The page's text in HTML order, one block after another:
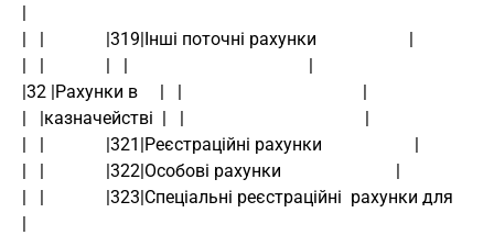
|
|   |              |319|Інші поточні рахунки                     |
|   |              |   |                                         |
|32 |Рахунки в     |   |                                         |
|   |казначействі  |   |                                         |
|   |              |321|Реєстраційні рахунки                     |
|   |              |322|Особові рахунки                          |
|   |              |323|Спеціальні реєстраційні  рахунки для
|